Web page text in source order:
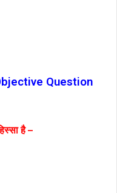
Question
है –